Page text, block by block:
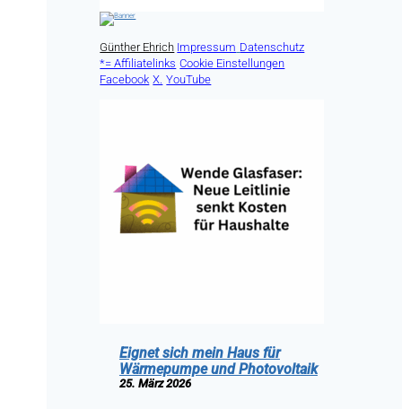
Günther Ehrich Impressum Datenschutz
*= Affiliatelinks Cookie Einstellungen
Facebook X. YouTube
Eignet sich mein Haus für
Wärmepumpe und Photovoltaik
25. März 2026